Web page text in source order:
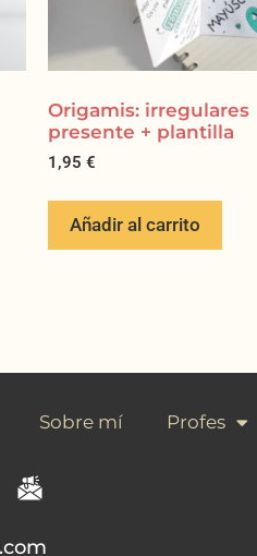
Origamis: irregulares
presente + plantilla
1,95 €
Añadir al carrito
Sobre mí Profes